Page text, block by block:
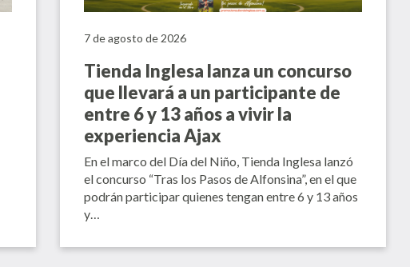
7 de agosto de 2026
Tienda Inglesa lanza un concurso
que llevará a un participante de
entre 6 y 13 años a vivir la
experiencia Ajax
En el marco del Día del Niño, Tienda Inglesa lanzó
el concurso “Tras los Pasos de Alfonsina”, en el que
podrán participar quienes tengan entre 6 y 13 años
y…